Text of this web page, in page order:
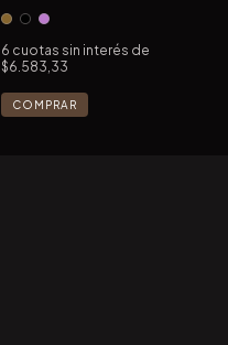
6 cuotas sin interés de
$6.583,33
COMPRAR